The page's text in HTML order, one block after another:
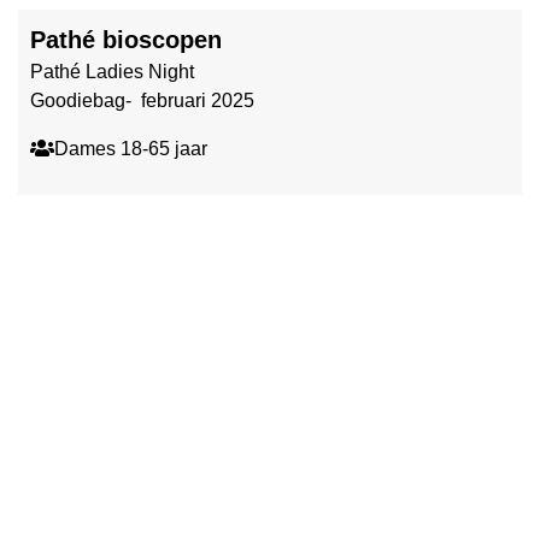
Pathé bioscopen
Pathé Ladies Night
Goodiebag- februari 2025
Dames 18-65 jaar